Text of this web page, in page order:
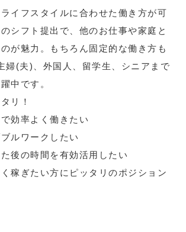
イフスタイルに合わせた働き方が可
シフト提出で、他のお仕事や家庭と
が魅力。もちろん固定的な働き方も
婦(夫)、外国人、留学生、シニアまで
中です。
リ！
効率よく働きたい
ルワークしたい
後の時間を有効活用したい
稼ぎたい方にピッタリのポジション